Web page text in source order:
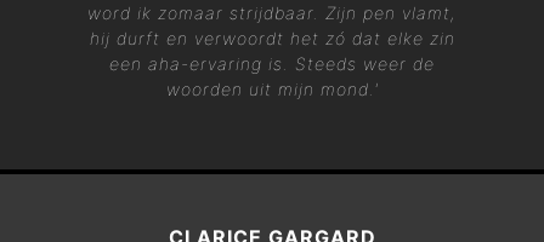
word ik zomaar strijdbaar. Zijn pen vlamt,
hij durft en verwoordt het zó dat elke zin
een aha-ervaring is. Steeds weer de
woorden uit mijn mond.'
CLARICE GARGARD